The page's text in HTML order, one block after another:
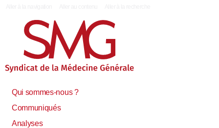
Qui sommes-nous ?
Communiqués
Analyses